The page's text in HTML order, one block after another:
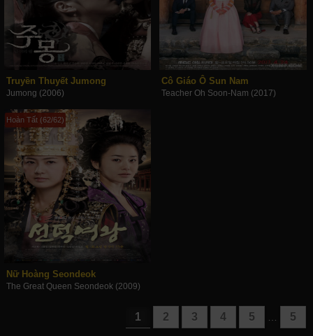
Truyền Thuyết Jumong
Jumong (2006)
Cô Giáo Ô Sun Nam
Teacher Oh Soon-Nam (2017)
Hoàn Tất (62/62)
Nữ Hoàng Seondeok
The Great Queen Seondeok (2009)
1 2 3 4 5 5